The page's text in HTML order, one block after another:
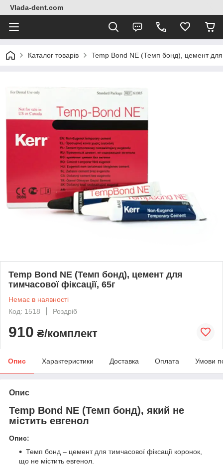
Vlada-dent.com
Каталог товарів Temp Bond NE (Темп бонд), цемент для
Temp Bond NE (Темп бонд), цемент для
тимчасової фіксації, 65г
Немає в наявності
Код: 1518
Роздріб
910 ₴/комплект
Опис Характеристики Доставка Оплата Умови
Опис
Temp Bond NE (Темп бонд), який не
містить евгенол
Опис:
Темп бонд – цемент для тимчасової фіксації коронок,
що не містить евгенол.